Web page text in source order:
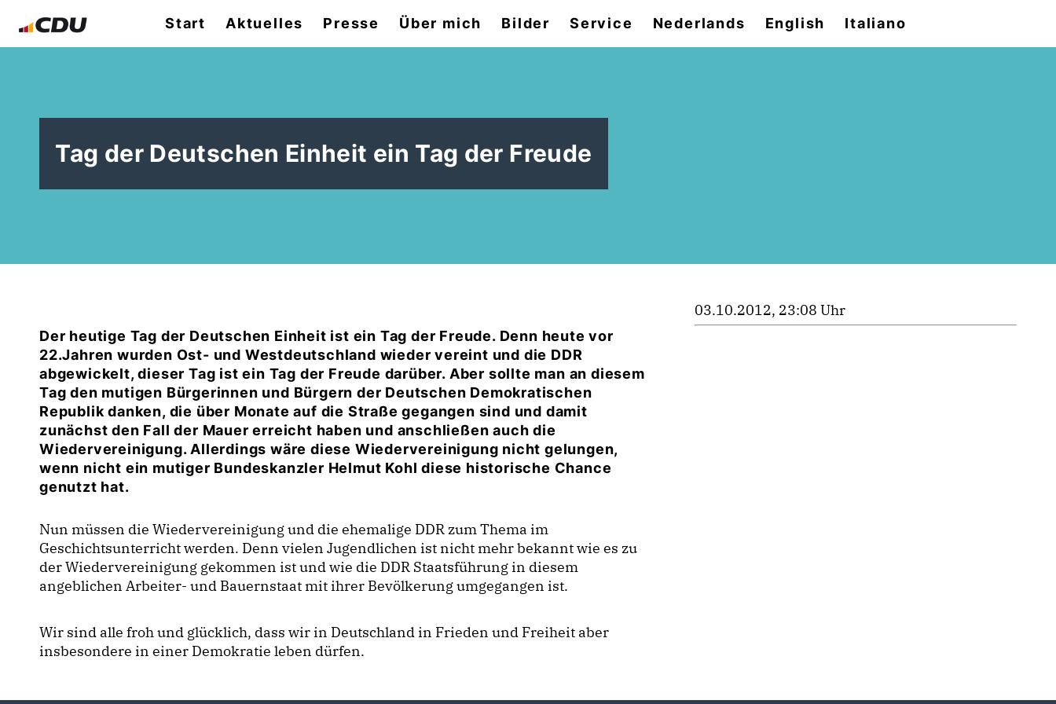
Start Aktuelles Presse Über mich Bilder Service Nederlands English Italiano
Tag der Deutschen Einheit ein Tag der Freude
Der heutige Tag der Deutschen Einheit ist ein Tag der Freude. Denn heute vor
22.Jahren wurden Ost- und Westdeutschland wieder vereint und die DDR
abgewickelt, dieser Tag ist ein Tag der Freude darüber. Aber sollte man an diesem
Tag den mutigen Bürgerinnen und Bürgern der Deutschen Demokratischen
Republik danken, die über Monate auf die Straße gegangen sind und damit
zunächst den Fall der Mauer erreicht haben und anschließen auch die
Wiedervereinigung. Allerdings wäre diese Wiedervereinigung nicht gelungen,
wenn nicht ein mutiger Bundeskanzler Helmut Kohl diese historische Chance
genutzt hat.
Nun müssen die Wiedervereinigung und die ehemalige DDR zum Thema im
Geschichtsunterricht werden. Denn vielen Jugendlichen ist nicht mehr bekannt wie es zu
der Wiedervereinigung gekommen ist und wie die DDR Staatsführung in diesem
angeblichen Arbeiter- und Bauernstaat mit ihrer Bevölkerung umgegangen ist.
Wir sind alle froh und glücklich, dass wir in Deutschland in Frieden und Freiheit aber
insbesondere in einer Demokratie leben dürfen.
03.10.2012, 23:08 Uhr